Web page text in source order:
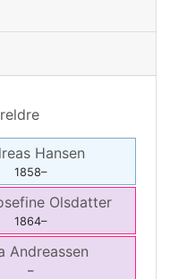
Hansen
1858–
Olsdatter
1864–
Andreassen
–